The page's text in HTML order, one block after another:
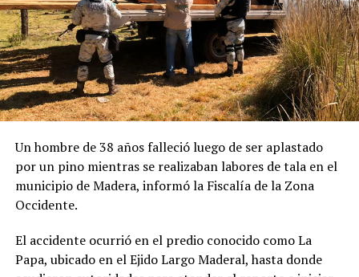
Un hombre de 38 años falleció luego de ser aplastado
por un pino mientras se realizaban labores de tala en el
municipio de Madera, informó la Fiscalía de la Zona
Occidente.
El accidente ocurrió en el predio conocido como La
Papa, ubicado en el Ejido Largo Maderal, hasta donde